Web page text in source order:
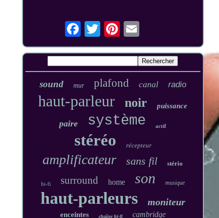
sound mur plafond canal radio
haut-parleur noir puissance
paire système actif
stéréo récepteur
amplificateur sans fil stério
hi-fi surround home son musique
haut-parleurs moniteur
enceintes chaîne hi-fi cambridge